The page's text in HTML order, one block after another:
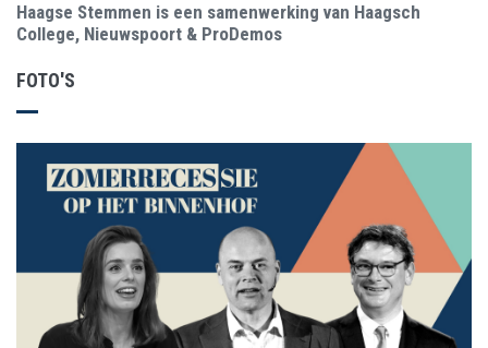
Haagse Stemmen is een samenwerking van Haagsch
College, Nieuwspoort & ProDemos
FOTO'S